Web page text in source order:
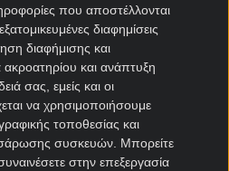
που αποστέλλονται
διαφημίσεις
διαφήμισης και
και ανάπτυξη
σας, εμείς και οι
να χρησιμοποιήσουμε
τοποθεσίας και
συσκευών. Μπορείτε
στην επεξεργασία
μεταγραφές